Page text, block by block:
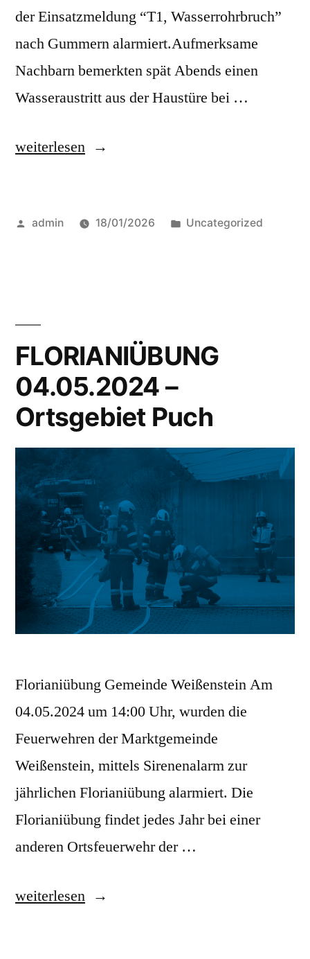
der Einsatzmeldung “T1, Wasserrohrbruch”
nach Gummern alarmiert.Aufmerksame
Nachbarn bemerkten spät Abends einen
Wasseraustritt aus der Haustüre bei …
weiterlesen
admin 18/01/2026 Uncategorized
FLORIANIÜBUNG
04.05.2024 –
Ortsgebiet Puch
Florianiübung Gemeinde Weißenstein Am
04.05.2024 um 14:00 Uhr, wurden die
Feuerwehren der Marktgemeinde
Weißenstein, mittels Sirenenalarm zur
jährlichen Florianiübung alarmiert. Die
Florianiübung findet jedes Jahr bei einer
anderen Ortsfeuerwehr der …
weiterlesen